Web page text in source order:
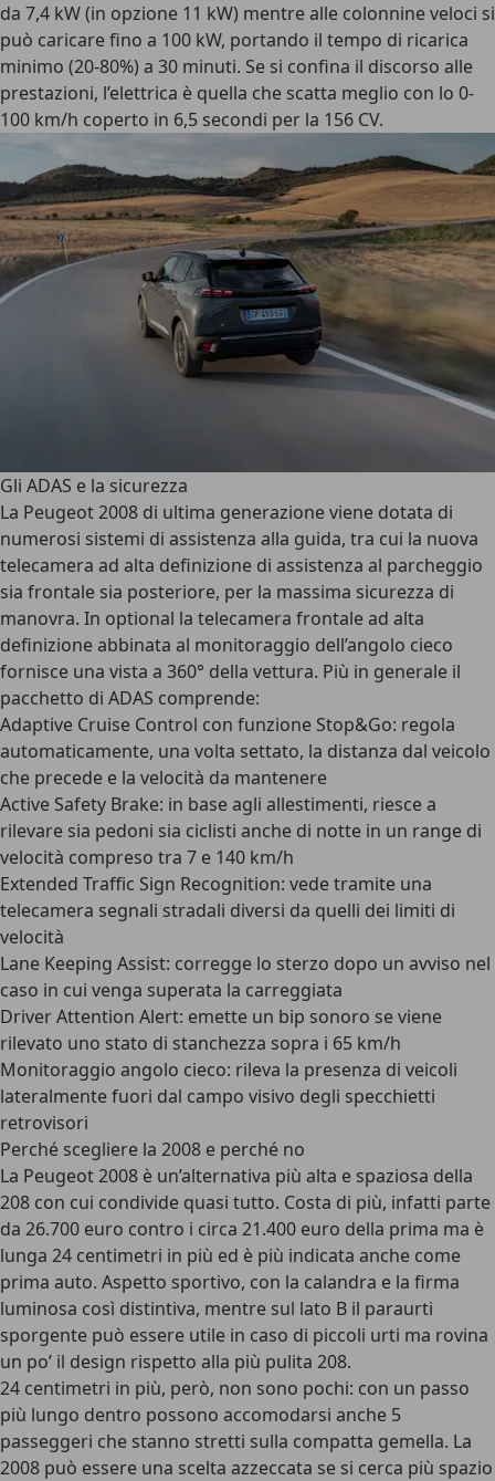
da 7,4 kW (in opzione 11 kW) mentre alle colonnine veloci si
può caricare fino a 100 kW, portando il tempo di ricarica
minimo (20-80%) a 30 minuti. Se si confina il discorso alle
prestazioni, l’elettrica è quella che scatta meglio con lo 0-
100 km/h coperto in 6,5 secondi per la 156 CV.
Gli ADAS e la sicurezza
La Peugeot 2008 di ultima generazione viene dotata di
numerosi sistemi di assistenza alla guida, tra cui la nuova
telecamera ad alta definizione di assistenza al parcheggio
sia frontale sia posteriore, per la massima sicurezza di
manovra. In optional la telecamera frontale ad alta
definizione abbinata al monitoraggio dell’angolo cieco
fornisce una vista a 360° della vettura. Più in generale il
pacchetto di ADAS comprende:
Adaptive Cruise Control con funzione Stop&Go: regola
automaticamente, una volta settato, la distanza dal veicolo
che precede e la velocità da mantenere
Active Safety Brake: in base agli allestimenti, riesce a
rilevare sia pedoni sia ciclisti anche di notte in un range di
velocità compreso tra 7 e 140 km/h
Extended Traffic Sign Recognition: vede tramite una
telecamera segnali stradali diversi da quelli dei limiti di
velocità
Lane Keeping Assist: corregge lo sterzo dopo un avviso nel
caso in cui venga superata la carreggiata
Driver Attention Alert: emette un bip sonoro se viene
rilevato uno stato di stanchezza sopra i 65 km/h
Monitoraggio angolo cieco: rileva la presenza di veicoli
lateralmente fuori dal campo visivo degli specchietti
retrovisori
Perché scegliere la 2008 e perché no
La Peugeot 2008 è un’alternativa più alta e spaziosa della
208 con cui condivide quasi tutto. Costa di più, infatti parte
da 26.700 euro contro i circa 21.400 euro della prima ma è
lunga 24 centimetri in più ed è più indicata anche come
prima auto. Aspetto sportivo, con la calandra e la firma
luminosa così distintiva, mentre sul lato B il paraurti
sporgente può essere utile in caso di piccoli urti ma rovina
un po’ il design rispetto alla più pulita 208.
24 centimetri in più, però, non sono pochi: con un passo
più lungo dentro possono accomodarsi anche 5
passeggeri che stanno stretti sulla compatta gemella. La
2008 può essere una scelta azzeccata se si cerca più spazio